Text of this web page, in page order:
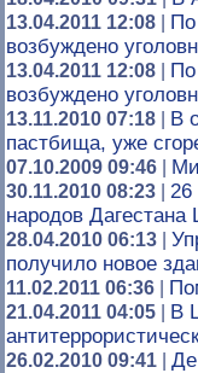
13.04.2011 12:08
По
возбуждено
13.04.2011 12:08
По
возбуждено
13.11.2010 07:18
В
пастбища, уже
07.10.2009 09:46
30.11.2010 08:23
26
народов
28.04.2010 06:13
получило новое
11.02.2011 06:36
21.04.2011 04:05
В
26.02.2010 09:41